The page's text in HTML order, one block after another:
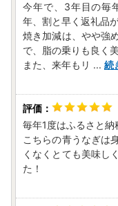
※12 月 31 日はお申
システエラー等の理
も寄附日を変更する
きください。
・市役所窓口でのお
午まで受付いたしま
〇年末年始における
令和 7 年 12 月 27
の間は閉庁のため、
つきましては、対応
年末のお問い合わせ
今年で、3年目の毎
年、割と早く返礼品
焼き加減は、やや強
で、脂の乗りも良く
また、来年もリ ... 続
毎年1度はふるさと納
こちらの青うなぎは
くなくとても美味し
た！